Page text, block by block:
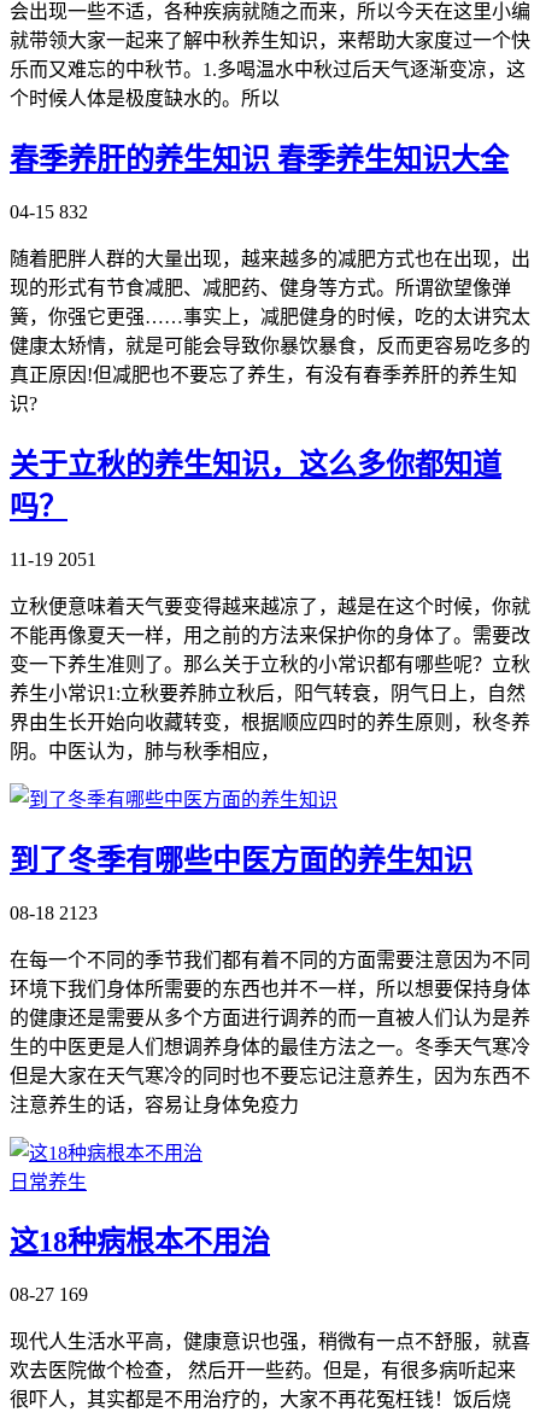
会出现一些不适，各种疾病就随之而来，所以今天在这里小编
就带领大家一起来了解中秋养生知识，来帮助大家度过一个快
乐而又难忘的中秋节。1.多喝温水中秋过后天气逐渐变凉，这
个时候人体是极度缺水的。所以
春季养肝的养生知识 春季养生知识大全
04-15 832
随着肥胖人群的大量出现，越来越多的减肥方式也在出现，出
现的形式有节食减肥、减肥药、健身等方式。所谓欲望像弹
簧，你强它更强……事实上，减肥健身的时候，吃的太讲究太
健康太矫情，就是可能会导致你暴饮暴食，反而更容易吃多的
真正原因!但减肥也不要忘了养生，有没有春季养肝的养生知
识?
关于立秋的养生知识，这么多你都知道
吗？
11-19 2051
立秋便意味着天气要变得越来越凉了，越是在这个时候，你就
不能再像夏天一样，用之前的方法来保护你的身体了。需要改
变一下养生准则了。那么关于立秋的小常识都有哪些呢？立秋
养生小常识1:立秋要养肺立秋后，阳气转衰，阴气日上，自然
界由生长开始向收藏转变，根据顺应四时的养生原则，秋冬养
阴。中医认为，肺与秋季相应，
到了冬季有哪些中医方面的养生知识
08-18 2123
在每一个不同的季节我们都有着不同的方面需要注意因为不同
环境下我们身体所需要的东西也并不一样，所以想要保持身体
的健康还是需要从多个方面进行调养的而一直被人们认为是养
生的中医更是人们想调养身体的最佳方法之一。冬季天气寒冷
但是大家在天气寒冷的同时也不要忘记注意养生，因为东西不
注意养生的话，容易让身体免疫力
日常养生
这18种病根本不用治
08-27 169
现代人生活水平高，健康意识也强，稍微有一点不舒服，就喜
欢去医院做个检查， 然后开一些药。但是，有很多病听起来
很吓人，其实都是不用治疗的，大家不再花冤枉钱！饭后烧